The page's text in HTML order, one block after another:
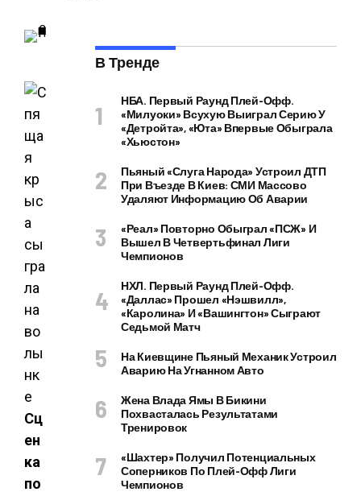
Сц
ен
ка
по
В Тренде
НБА. Первый Раунд Плей-Офф.
«Милуоки» Всухую Выиграл Серию У
«Детройта», «Юта» Впервые Обыграла
«Хьюстон»
Пьяный «слуга Народа» Устроил ДТП
При Въезде В Киев: СМИ Массово
Удаляют Информацию Об Аварии
«Реал» Повторно Обыграл «ПСЖ» И
Вышел В Четвертьфинал Лиги
Чемпионов
НХЛ. Первый Раунд Плей-Офф.
«Даллас» Прошел «Нэшвилл»,
«Каролина» И «Вашингтон» Сыграют
Седьмой Матч
На Киевщине Пьяный Механик Устроил
Аварию На Угнанном Авто
Жена Влада Ямы В Бикини
Похвасталась Результатами
Тренировок
«Шахтер» Получил Потенциальных
Соперников По Плей-Офф Лиги
Чемпионов